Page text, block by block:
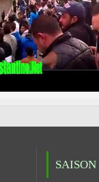
SAISON